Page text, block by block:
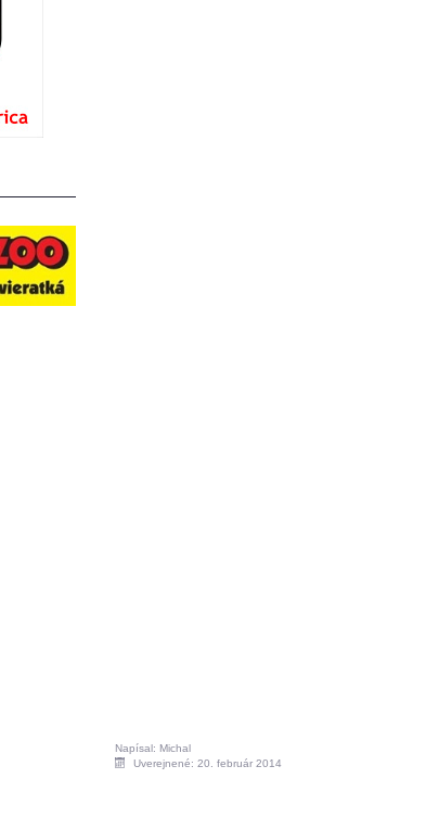
Napísal: Michal
Uverejnené: 20. február 2014